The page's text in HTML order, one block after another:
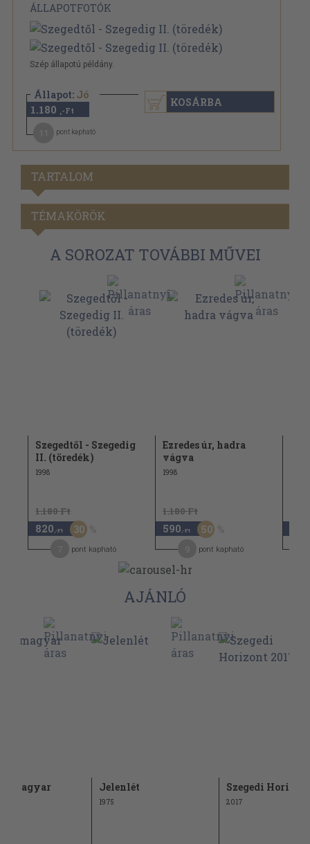
ÁLLAPOTFOTÓK
Szép állapotú példány.
Állapot: Jó
1.180 ,-Ft
pont kapható
KOSÁRBA
TARTALOM
TÉMAKÖRÖK
A SOROZAT TOVÁBBI MŰVEI
Szegedtől - Szegedig
II. (töredék)
1998
1.180 Ft
820 ,-Ft 30
pont kapható
Ezredes úr, hadra
vágva
1998
1.180 Ft
590 ,-Ft 50
pont kapható
AJÁNLÓ
magyar
Jelenlét
1975
Szegedi
2017